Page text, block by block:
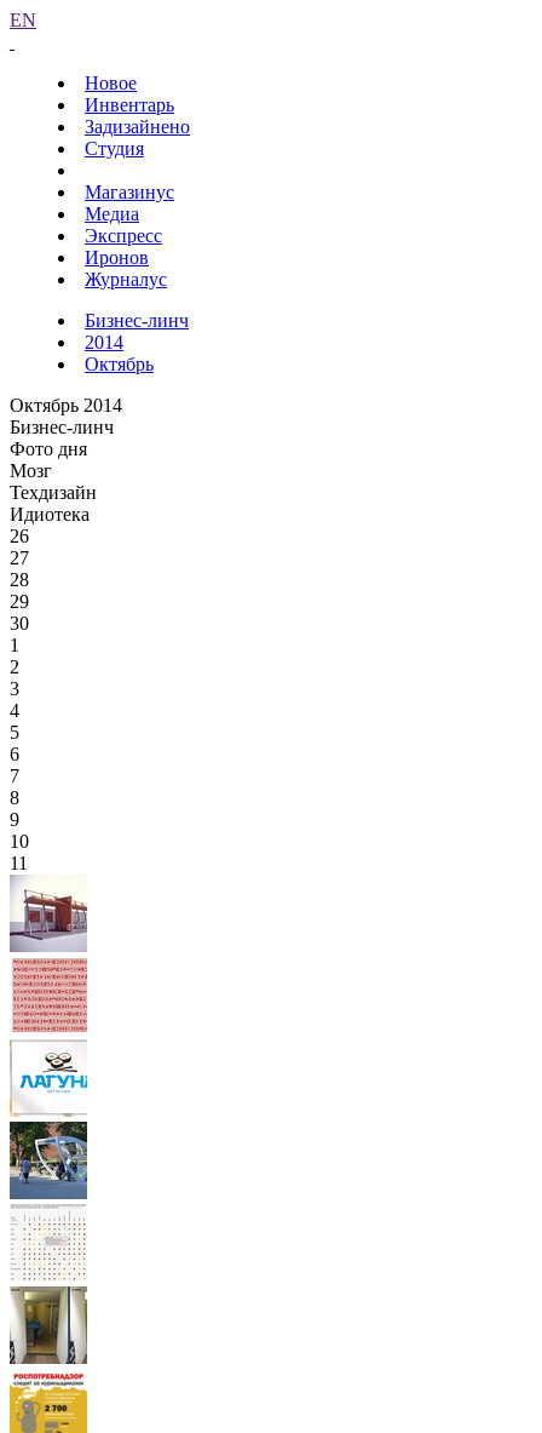
EN
Новое
Инвентарь
Задизайнено
Студия
Магазинус
Медиа
Экспресс
Иронов
Журналус
Бизнес-линч
2014
Октябрь
Октябрь 2014
Бизнес-линч
Фото дня
Мозг
Техдизайн
Идиотека
26
27
28
29
30
1
2
3
4
5
6
7
8
9
10
11